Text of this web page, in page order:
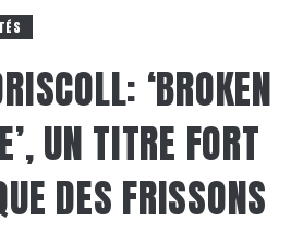
‘BROKEN
UN TITRE FORT
DES FRISSONS